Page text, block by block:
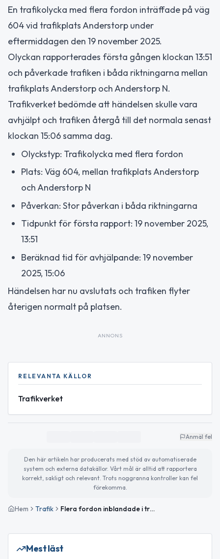
En trafikolycka med flera fordon inträffade på väg
604 vid trafikplats Anderstorp under
eftermiddagen den 19 november 2025.
Olyckan rapporterades första gången klockan 13:51
och påverkade trafiken i båda riktningarna mellan
trafikplats Anderstorp och Anderstorp N.
Trafikverket bedömde att händelsen skulle vara
avhjälpt och trafiken återgå till det normala senast
klockan 15:06 samma dag.
Olyckstyp: Trafikolycka med flera fordon
Plats: Väg 604, mellan trafikplats Anderstorp
och Anderstorp N
Påverkan: Stor påverkan i båda riktningarna
Tidpunkt för första rapport: 19 november 2025,
13:51
Beräknad tid för avhjälpande: 19 november
2025, 15:06
Händelsen har nu avslutats och trafiken flyter
återigen normalt på platsen.
ANNONS
RELEVANTA KÄLLOR
Trafikverket
Anmäl fel
Den här artikeln har producerats med stöd av automatiserade
system och externa datakällor. Vårt mål är alltid att rapportera
korrekt, sakligt och relevant. Trots noggranna kontroller kan fel
förekomma.
Hem Trafik Flera fordon inblandade i trafikolycka vid trafikplats Anderstorp
Mest läst